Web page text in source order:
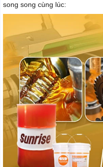
song song cùng lúc: